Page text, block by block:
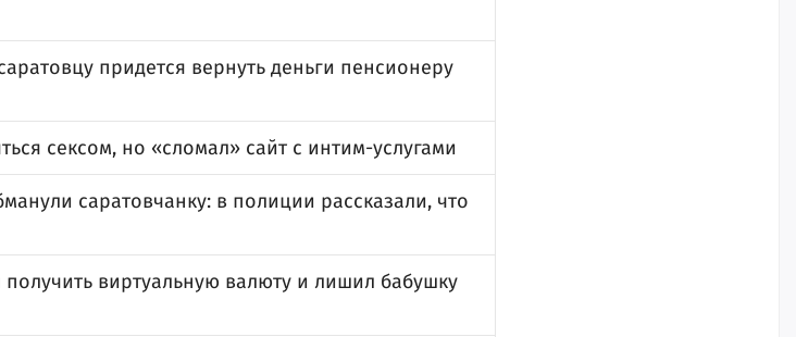
придется вернуть деньги пенсионеру
сексом, но «сломал» сайт с интим-услугами
саратовчанку: в полиции рассказали, что
виртуальную валюту и лишил бабушку